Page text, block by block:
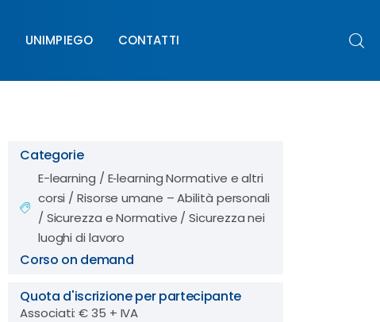
UNIMPIEGO CONTATTI
Categorie
E-learning / E‑learning Normative e altri
corsi /Risorse umane – Abilità personali
/ Sicurezza e Normative /Sicurezza nei
luoghi di lavoro
Corso on demand
Quota d'iscrizione per partecipante
Associati: € 35 + IVA